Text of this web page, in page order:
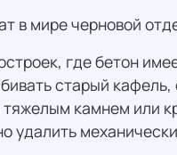
в мире черновой
где бетон
старый
камнем или
удалить